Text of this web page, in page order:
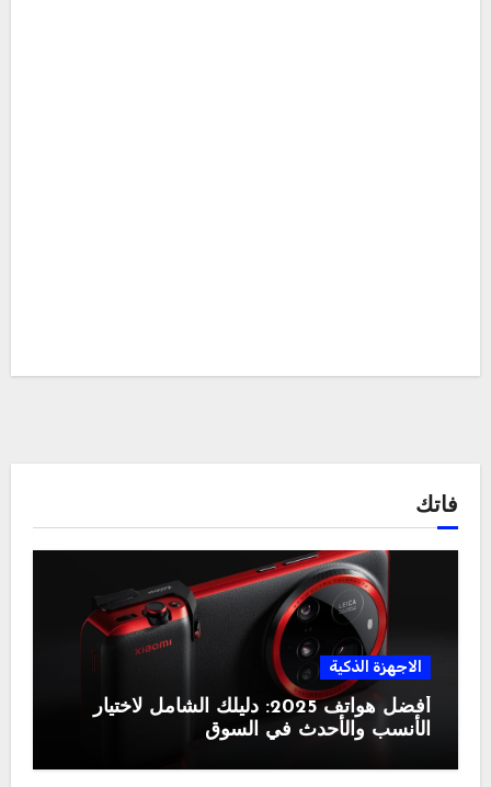
فاتك
الاجهزة الذكية
أفضل هواتف 2025: دليلك الشامل لاختيار
الأنسب والأحدث في السوق